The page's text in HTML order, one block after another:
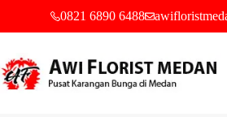
0821 6890 6488